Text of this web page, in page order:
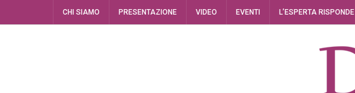
CHI SIAMO PRESENTAZIONE VIDEO EVENTI L’ESPERTA RISPONDE